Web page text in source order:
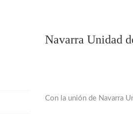
Navarra Unidad
Con la unión de Navarra